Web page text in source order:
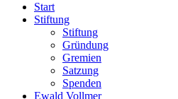
Start
Stiftung
Stiftung
Gründung
Gremien
Satzung
Spenden
Ewald Vollmer